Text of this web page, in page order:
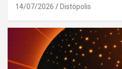
14/07/2026 Distópolis